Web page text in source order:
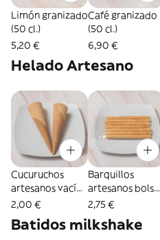
Limón granizado
(50 cl.)
5,20 €
Café granizado
(50 cl.)
6,90 €
Helado Artesano
Cucuruchos
artesanos vacíos
(2 uds.)
2,00 €
Barquillos
artesanos bolsa
(7 uds.)
2,75 €
Batidos milkshake